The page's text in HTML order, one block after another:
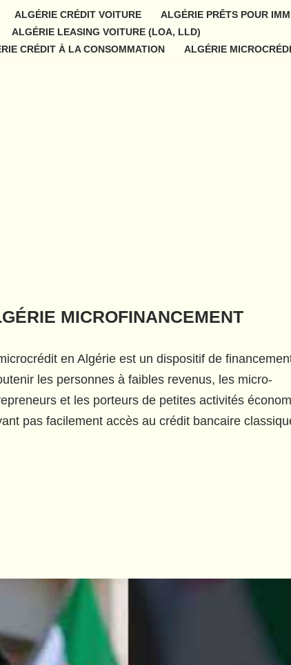
ALGÉRIE CRÉDIT VOITURE
ALGÉRIE PRÊTS POUR
ALGÉRIE LEASING VOITURE (LOA, LLD)
CRÉDIT À LA CONSOMMATION ALGÉRIE
MICROFINANCEMENT
en Algérie est un dispositif de
les personnes à faibles revenus, les micro-
et les porteurs de petites activités
pas facilement accès au crédit bancaire